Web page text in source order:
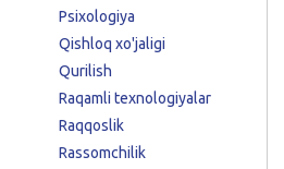
Psixologiya
Qishloq xo'jaligi
Qurilish
Raqamli texnologiyalar
Raqqoslik
Rassomchilik